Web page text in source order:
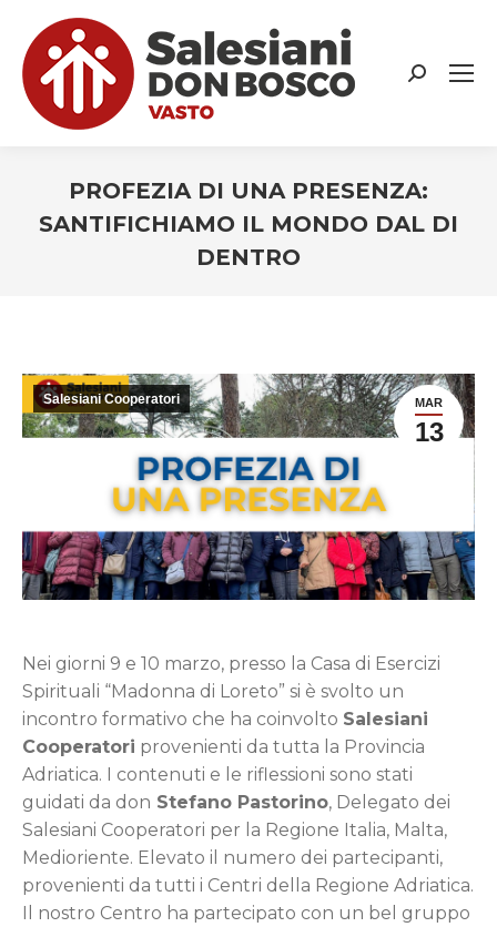
Search:
PROFEZIA DI UNA PRESENZA:
SANTIFICHIAMO IL MONDO DAL DI
DENTRO
MAR
13
Salesiani Cooperatori
Nei giorni 9 e 10 marzo, presso la Casa di Esercizi
Spirituali “Madonna di Loreto” si è svolto un
incontro formativo che ha coinvolto Salesiani
Cooperatori provenienti da tutta la Provincia
Adriatica. I contenuti e le riflessioni sono stati
guidati da don Stefano Pastorino, Delegato dei
Salesiani Cooperatori per la Regione Italia, Malta,
Medioriente. Elevato il numero dei partecipanti,
provenienti da tutti i Centri della Regione Adriatica.
Il nostro Centro ha partecipato con un bel gruppo